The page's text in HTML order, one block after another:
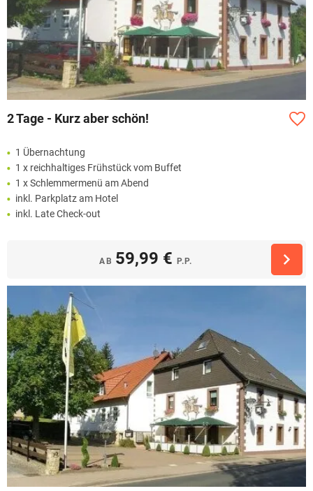
2 Tage - Kurz aber schön!
1 Übernachtung
1 x reichhaltiges Frühstück vom Buffet
1 x Schlemmermenü am Abend
inkl. Parkplatz am Hotel
inkl. Late Check-out
AB 59,99 € P.P.